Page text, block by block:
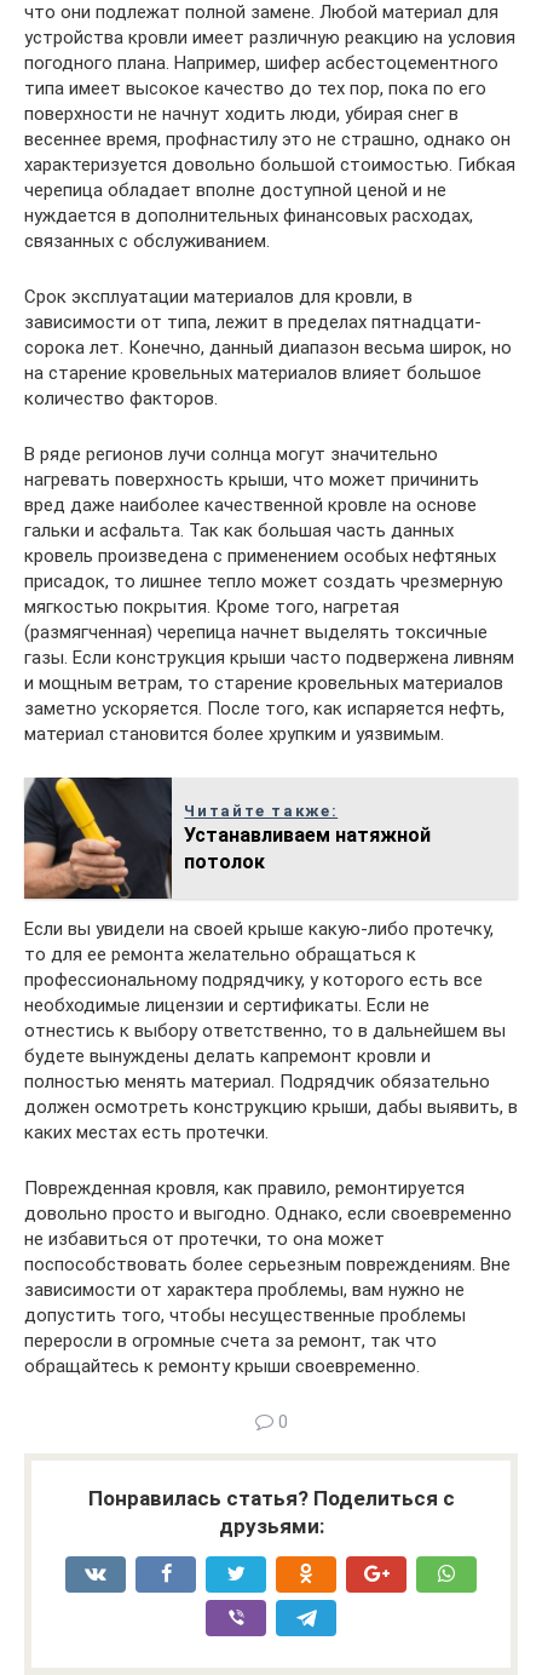
что они подлежат полной замене. Любой материал для
устройства кровли имеет различную реакцию на условия
погодного плана. Например, шифер асбестоцементного
типа имеет высокое качество до тех пор, пока по его
поверхности не начнут ходить люди, убирая снег в
весеннее время, профнастилу это не страшно, однако он
характеризуется довольно большой стоимостью. Гибкая
черепица обладает вполне доступной ценой и не
нуждается в дополнительных финансовых расходах,
связанных с обслуживанием.
Срок эксплуатации материалов для кровли, в
зависимости от типа, лежит в пределах пятнадцати-
сорока лет. Конечно, данный диапазон весьма широк, но
на старение кровельных материалов влияет большое
количество факторов.
В ряде регионов лучи солнца могут значительно
нагревать поверхность крыши, что может причинить
вред даже наиболее качественной кровле на основе
гальки и асфальта. Так как большая часть данных
кровель произведена с применением особых нефтяных
присадок, то лишнее тепло может создать чрезмерную
мягкостью покрытия. Кроме того, нагретая
(размягченная) черепица начнет выделять токсичные
газы. Если конструкция крыши часто подвержена ливням
и мощным ветрам, то старение кровельных материалов
заметно ускоряется. После того, как испаряется нефть,
материал становится более хрупким и уязвимым.
Читайте также:
Устанавливаем натяжной
потолок
Если вы увидели на своей крыше какую-либо протечку,
то для ее ремонта желательно обращаться к
профессиональному подрядчику, у которого есть все
необходимые лицензии и сертификаты. Если не
отнестись к выбору ответственно, то в дальнейшем вы
будете вынуждены делать капремонт кровли и
полностью менять материал. Подрядчик обязательно
должен осмотреть конструкцию крыши, дабы выявить, в
каких местах есть протечки.
Поврежденная кровля, как правило, ремонтируется
довольно просто и выгодно. Однако, если своевременно
не избавиться от протечки, то она может
поспособствовать более серьезным повреждениям. Вне
зависимости от характера проблемы, вам нужно не
допустить того, чтобы несущественные проблемы
переросли в огромные счета за ремонт, так что
обращайтесь к ремонту крыши своевременно.
0
Понравилась статья? Поделиться с
друзьями: